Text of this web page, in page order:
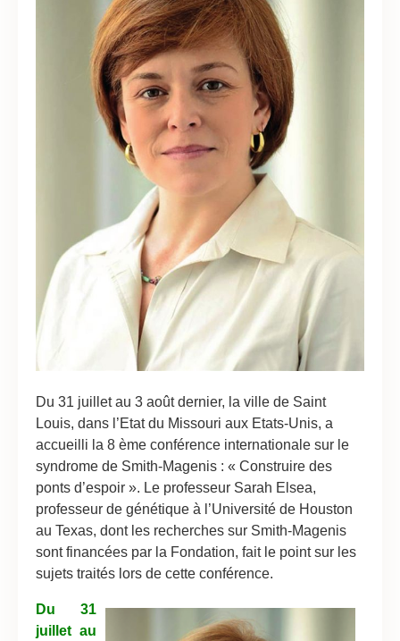
Du 31 juillet au 3 août dernier, la ville de Saint
Louis, dans l’Etat du Missouri aux Etats-Unis, a
accueilli la 8 ème conférence internationale sur le
syndrome de Smith-Magenis : « Construire des
ponts d’espoir ». Le professeur Sarah Elsea,
professeur de génétique à l’Université de Houston
au Texas, dont les recherches sur Smith-Magenis
sont financées par la Fondation, fait le point sur les
sujets traités lors de cette conférence.
Du 31
juillet au